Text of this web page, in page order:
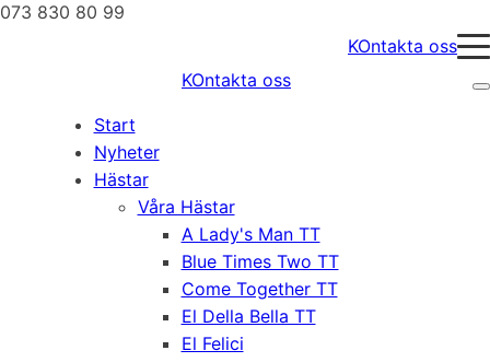
073 830 80 99
KOntakta oss
KOntakta oss
Start
Nyheter
Hästar
Våra Hästar
A Lady's Man TT
Blue Times Two TT
Come Together TT
El Della Bella TT
El Felici